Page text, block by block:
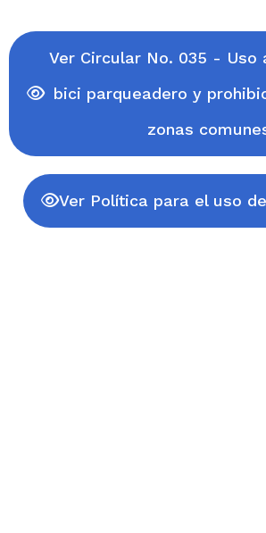
Ver Circular No. 035 - Uso
bici parqueadero y
zonas
Ver Política para el uso